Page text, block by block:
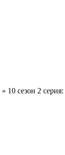
» 10 сезон 2